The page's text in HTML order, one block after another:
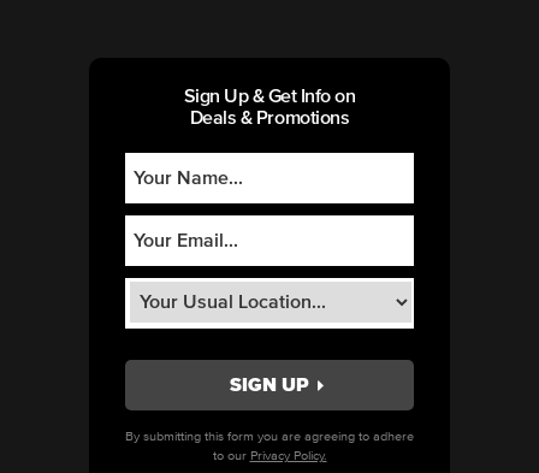
Sign Up & Get Info on
Deals & Promotions
By submitting this form you are agreeing to adhere
to our Privacy Policy.